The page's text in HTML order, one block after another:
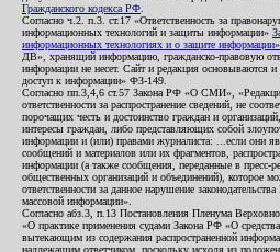
Гражданского кодекса РФ
Согласно ч.2. п.3. ст.17 «Ответственность за
информационных технологий и защиты информации»
информационных технологиях и о защите
ДВ», хранящий информацию, гражданско-правовую
информации не несет. Сайт и редакция основываются
доступ к информации» ФЗ-149.
Согласно пп.3,4,6 ст.57 Закона РФ «О СМИ»,
ответственности за распространение сведений, не
порочащих честь и достоинство граждан и
интересы граждан, либо представляющих собой
информации и (или) правами журналиста: ...если они
сообщений и материалов или их фрагментов,
информации (а также сообщения, переданные в пресс-
общественных организаций и объединений), которое
ответственности за данное нарушение
массовой информации».
Согласно абз.3, п.13 Постановления Пленума
«О практике применения судами Закона РФ «О
вытекающим из содержания распространенной
надлежащим ответчиком, поскольку исходя из